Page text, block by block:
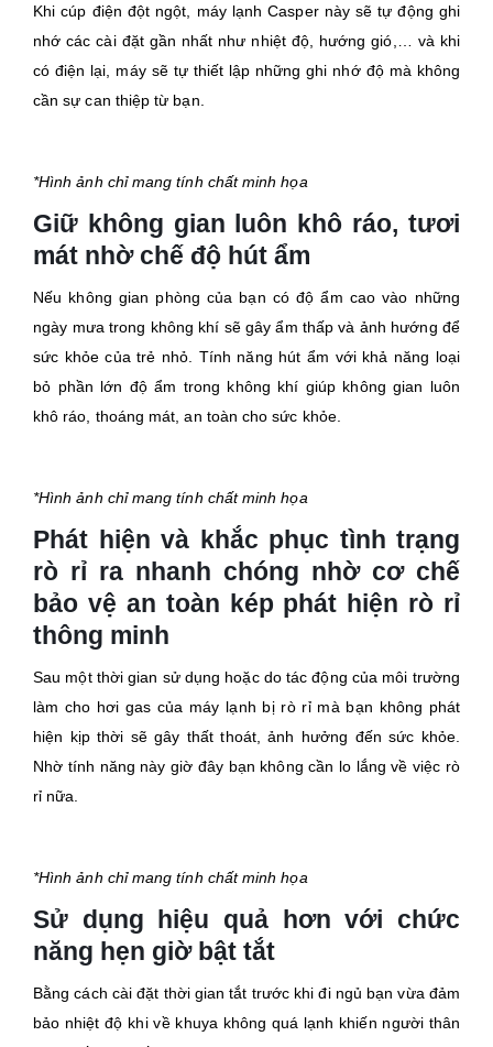
Khi cúp điện đột ngột, máy lạnh Casper này sẽ tự động ghi
nhớ các cài đặt gần nhất như nhiệt độ, hướng gió,… và khi
có điện lại, máy sẽ tự thiết lập những ghi nhớ độ mà không
cần sự can thiệp từ bạn.
*Hình ảnh chỉ mang tính chất minh họa
Giữ không gian luôn khô ráo, tươi
mát nhờ chế độ hút ẩm
Nếu không gian phòng của bạn có độ ẩm cao vào những
ngày mưa trong không khí sẽ gây ẩm thấp và ảnh hướng để
sức khỏe của trẻ nhỏ. Tính năng hút ẩm với khả năng loại
bỏ phần lớn độ ẩm trong không khí giúp không gian luôn
khô ráo, thoáng mát, an toàn cho sức khỏe.
*Hình ảnh chỉ mang tính chất minh họa
Phát hiện và khắc phục tình trạng
rò rỉ ra nhanh chóng nhờ cơ chế
bảo vệ an toàn kép phát hiện rò rỉ
thông minh
Sau một thời gian sử dụng hoặc do tác động của môi trường
làm cho hơi gas của máy lạnh bị rò rỉ mà bạn không phát
hiện kịp thời sẽ gây thất thoát, ảnh hưởng đến sức khỏe.
Nhờ tính năng này giờ đây bạn không cần lo lắng về việc rò
rỉ nữa.
*Hình ảnh chỉ mang tính chất minh họa
Sử dụng hiệu quả hơn với chức
năng hẹn giờ bật tắt
Bằng cách cài đặt thời gian tắt trước khi đi ngủ bạn vừa đảm
bảo nhiệt độ khi về khuya không quá lạnh khiến người thân